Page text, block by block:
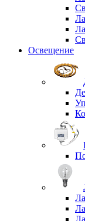
Освещение